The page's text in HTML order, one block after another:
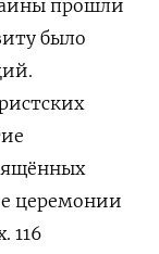
прошли
было
церемонии
116